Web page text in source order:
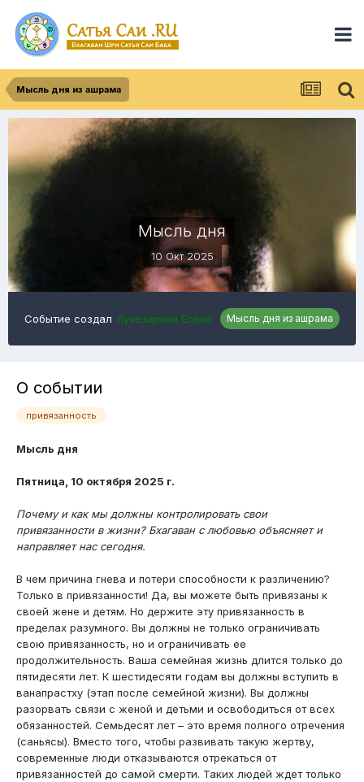
Мысль дня из ашрама
Мысль дня
10 Окт 2025
Событие создал Лучезарная Елена Мысль дня из ашрама
О событии
привязанность
Мысль дня
Пятница, 10 октября 2025 г.
Почему и как мы должны контролировать свои
привязанности в жизни? Бхагаван с любовью объясняет и
направляет нас сегодня.
В чем причина гнева и потери способности к различению?
Только в привязанности! Да, вы можете быть привязаны к
своей жене и детям. Но держите эту привязанность в
пределах разумного. Вы должны не только ограничивать
свою привязанность, но и ограничивать ее
продолжительность. Ваша семейная жизнь длится только до
пятидесяти лет. К шестидесяти годам вы должны вступить в
ванапрастху (этап после семейной жизни). Вы должны
разорвать связи с женой и детьми и освободиться от всех
обязанностей. Семьдесят лет – это время полного отречения
(саньясы). Вместо того, чтобы развивать такую жертву,
современные люди отказываются отрекаться от
привязанностей до самой смерти. Таких людей ждет только